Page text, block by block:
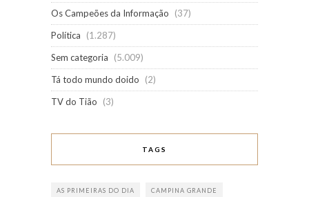
Os Campeões da Informação
(37)
Política
(1.287)
Sem categoria
(5.009)
Tá todo mundo doido
(2)
TV do Tião
(3)
TAGS
AS PRIMEIRAS DO DIA CAMPINA GRANDE